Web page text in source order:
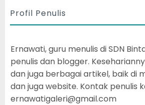
Profil Penulis
Ernawati, guru menulis di SDN
penulis dan blogger.
dan juga berbagai artikel, baik di
dan juga website. Kontak penulis
ernawatigaleri@gmail.com